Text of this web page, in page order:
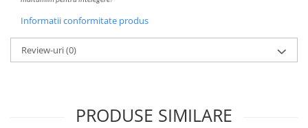
Informatii conformitate produs
Review-uri(0)
PRODUSE SIMILARE